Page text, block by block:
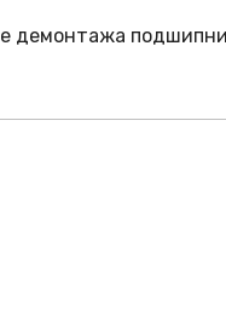
демонтажа